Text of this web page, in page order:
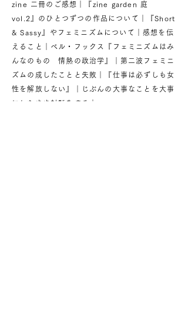
zine 二冊のご感想｜『zine garden 庭
vol.2』のひとつずつの作品について｜『Short
& Sassy』やフェミニズムについて｜感想を伝
えること｜ベル・フックス『フェミニズムはみ
んなのもの 情熱の政治学』｜第二波フェミニ
ズムの成したことと失敗｜『仕事は必ずしも女
性を解放しない』｜じぶんの大事なことを大事
にしたまま対話をする｜